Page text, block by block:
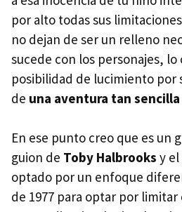
por alto todas sus
no dejan de ser un relleno
sucede con los personajes,
posibilidad de lucimiento por
de una aventura tan
En ese punto creo que es un
guion de Toby Halbrooks y
optado por un enfoque
de 1977 para optar por